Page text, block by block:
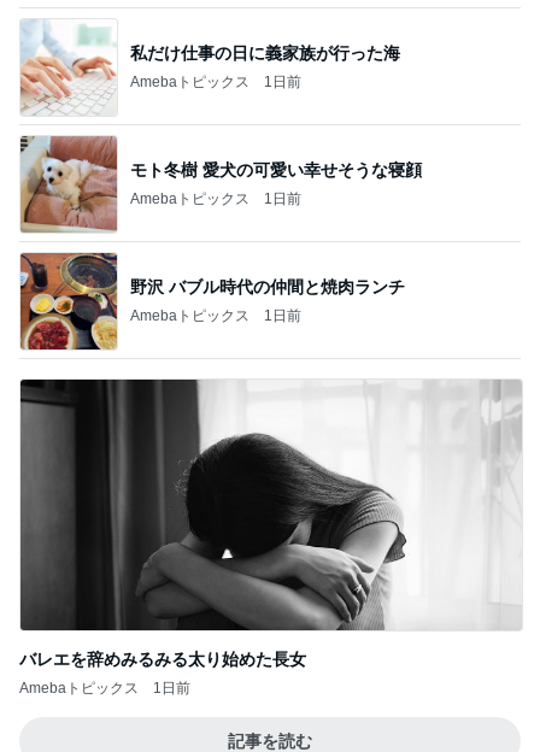
私だけ仕事の日に義家族が行った海
Amebaトピックス 1日前
モト冬樹 愛犬の可愛い幸せそうな寝顔
Amebaトピックス 1日前
野沢 バブル時代の仲間と焼肉ランチ
Amebaトピックス 1日前
バレエを辞めみるみる太り始めた長女
Amebaトピックス 1日前
記事を読む